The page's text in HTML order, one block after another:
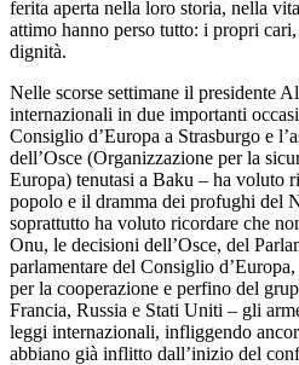
ferita aperta nella loro storia, nella
attimo hanno perso tutto: i propri
dignità.
Nelle scorse settimane il presidente
internazionali in due importanti
Consiglio d’Europa a Strasburgo e
dell’Osce (Organizzazione per la
Europa) tenutasi a Baku – ha voluto
popolo e il dramma dei profughi del
soprattutto ha voluto ricordare che
Onu, le decisioni dell’Osce, del
parlamentare del Consiglio
per la cooperazione e perfino del
Francia, Russia e Stati Uniti – gli
leggi internazionali, infliggendo
abbiano già inflitto dall’inizio del